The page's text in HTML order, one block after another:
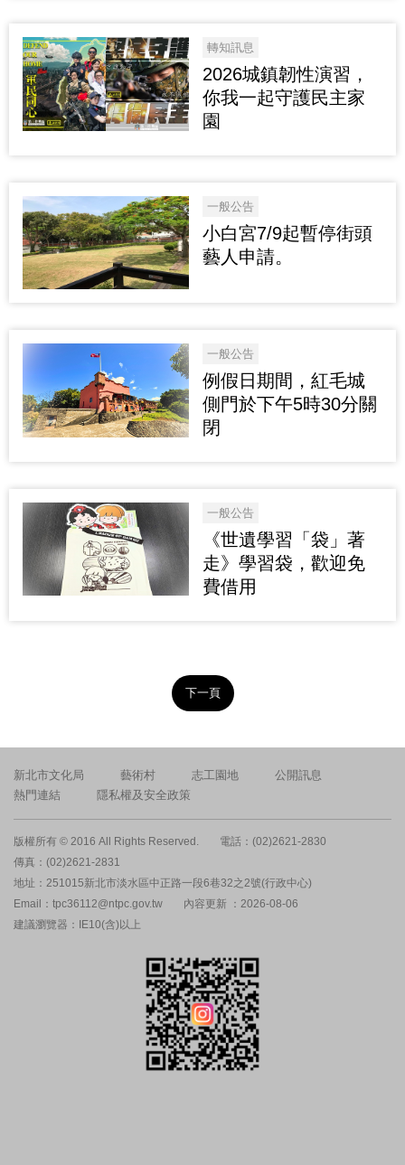
轉知訊息
2026城鎮韌性演習，
你我一起守護民主家
園
一般公告
小白宮7/9起暫停街頭
藝人申請。
一般公告
例假日期間，紅毛城
側門於下午5時30分關
閉
一般公告
《世遺學習「袋」著
走》學習袋，歡迎免
費借用
下一頁
新北市文化局 藝術村 志工園地
公開訊息
熱門連結
隱私權及安全政策
版權所有 © 2016 All Rights Reserved.
電話：(02)2621-2830
傳真：(02)2621-2831
地址：251015新北市淡水區中正路一段6巷32之2號(行政中心)
Email：tpc36112@ntpc.gov.tw
內容更新 ：2026-08-06
建議瀏覽器：IE10(含)以上